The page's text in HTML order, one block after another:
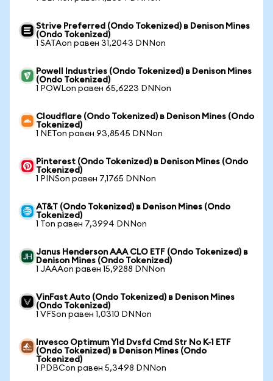
Strive Preferred (Ondo Tokenized) в Denison Mines
(Ondo Tokenized)
1 SATAon равен 31,2043 DNNon
Powell Industries (Ondo Tokenized) в Denison Mines
(Ondo Tokenized)
1 POWLon равен 65,6223 DNNon
Cloudflare (Ondo Tokenized) в Denison Mines (Ondo
Tokenized)
1 NETon равен 93,8545 DNNon
Pinterest (Ondo Tokenized) в Denison Mines (Ondo
Tokenized)
1 PINSon равен 7,1765 DNNon
AT&T (Ondo Tokenized) в Denison Mines (Ondo
Tokenized)
1 Ton равен 7,3994 DNNon
Janus Henderson AAA CLO ETF (Ondo Tokenized) в
Denison Mines (Ondo Tokenized)
1 JAAAon равен 15,9288 DNNon
VinFast Auto (Ondo Tokenized) в Denison Mines
(Ondo Tokenized)
1 VFSon равен 1,0310 DNNon
Invesco Optimum Yld Dvsfd Cmd Str No K-1 ETF
(Ondo Tokenized) в Denison Mines (Ondo
Tokenized)
1 PDBCon равен 5,3498 DNNon